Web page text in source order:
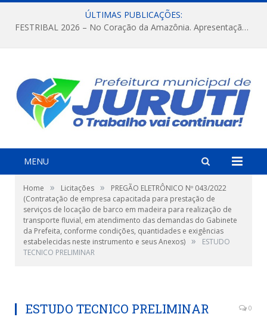
ÚLTIMAS PUBLICAÇÕES:
FESTRIBAL 2026 – No Coração da Amazônia. Apresentação da Munduruku.
MENU
Home » Licitações »
PREGÃO ELETRÔNICO Nº 043/2022
(Contratação de empresa capacitada para prestação de
serviços de locação de barco em madeira para realização de
transporte fluvial, em atendimento das demandas do Gabinete
da Prefeita, conforme condições, quantidades e exigências
estabelecidas neste instrumento e seus Anexos) »
ESTUDO
TECNICO PRELIMINAR
ESTUDO TECNICO PRELIMINAR 0